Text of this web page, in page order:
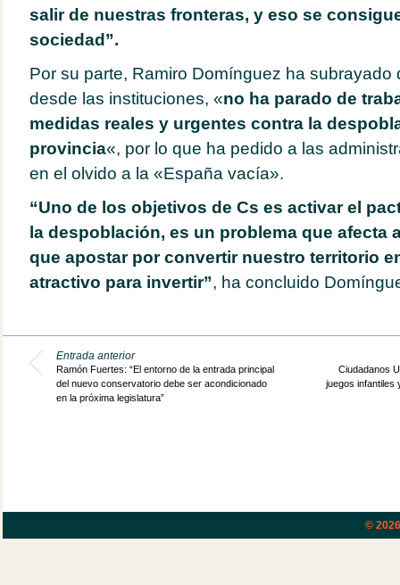
salir de nuestras fronteras, y eso se
sociedad”.
Por su parte, Ramiro Domínguez ha subrayado
desde las instituciones, «no ha parado de
medidas reales y urgentes contra la
provincia«, por lo que ha pedido a las
en el olvido a la «España vacía».
“Uno de los objetivos de Cs es activar el
la despoblación, es un problema que afecta
que apostar por convertir nuestro territorio
atractivo para invertir”, ha concluido
Entrada anterior
Ramón Fuertes: “El entorno de la entrada principal
del nuevo conservatorio debe ser acondicionado
en la próxima legislatura”
Ciudadanos
juegos infantiles
©